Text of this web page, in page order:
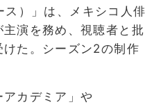
ス）」は、メキシコ人俳
演を務め、視聴者と批
た。シーズン2の制作
カデミア」や